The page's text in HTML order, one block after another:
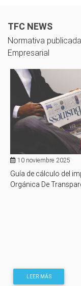
TFC NEWS
Normativa
Empresarial
10 noviembre 2025
Guía de cálculo del
Orgánica De
LEER MÁS